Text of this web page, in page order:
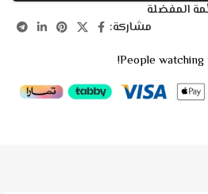
المفضلة
مشاركة:
People